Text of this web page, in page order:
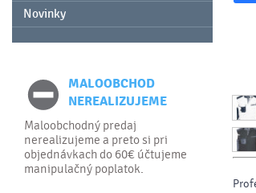
Novinky
MALOOBCHOD
NEREALIZUJEME
Maloobchodný predaj
nerealizujeme a preto si pri
objednávkach do 60€ účtujeme
manipulačný poplatok.